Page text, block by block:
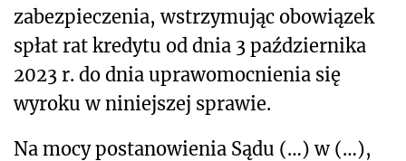
zabezpieczenia, wstrzymując obowiązek
spłat rat kredytu od dnia 3 października
2023 r. do dnia uprawomocnienia się
wyroku w niniejszej sprawie.
Na mocy postanowienia Sądu (…) w (…),